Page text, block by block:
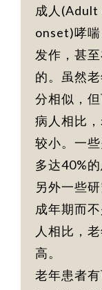
成人
onset)哮
发作，甚
的。虽然
分相似，
病人相比
较小。一
多达40%
另外一些
成年期而
人相比，
高。
老年患者